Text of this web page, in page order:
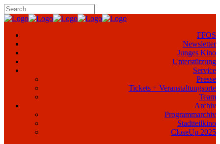
FFOS
Newsletter
Junges Kino
Unterstützung
Service
Presse
Tickets + Veranstaltungsorte
Team
Archiv
Programmarchiv
Stadtteilkino
CloseUp 2025